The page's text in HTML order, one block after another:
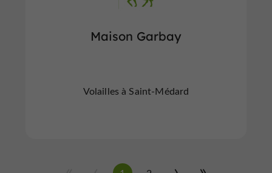
Maison Garbay
Volailles à Saint-Médard